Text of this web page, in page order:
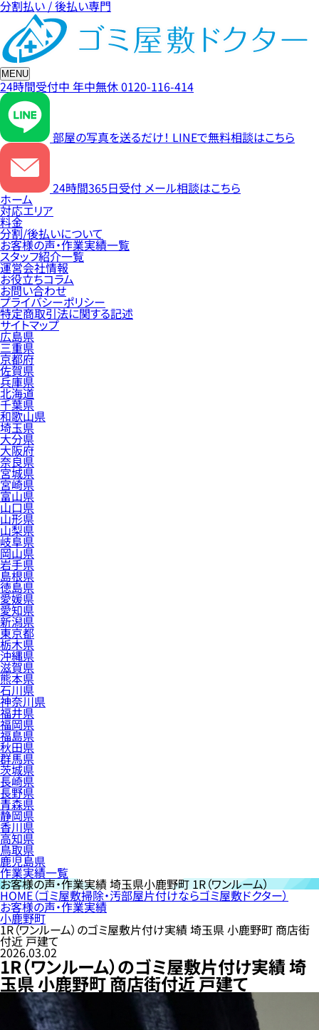
分割払い / 後払い専門
MENU
24時間受付中 年中無休0120-116-414
部屋の写真を送るだけ！ LINEで無料相談はこちら
24時間365日受付 メール相談はこちら
ホーム
対応エリア
料金
分割/後払いについて
お客様の声・作業実績一覧
スタッフ紹介一覧
運営会社情報
お役立ちコラム
お問い合わせ
プライバシーポリシー
特定商取引法に関する記述
サイトマップ
広島県
三重県
京都府
佐賀県
兵庫県
北海道
千葉県
和歌山県
埼玉県
大分県
大阪府
奈良県
宮城県
宮崎県
富山県
山口県
山形県
山梨県
岐阜県
岡山県
岩手県
島根県
徳島県
愛媛県
愛知県
新潟県
東京都
栃木県
沖縄県
滋賀県
熊本県
石川県
神奈川県
福井県
福岡県
福島県
秋田県
群馬県
茨城県
長崎県
長野県
青森県
静岡県
香川県
高知県
鳥取県
鹿児島県
作業実績一覧
お客様の声・作業実績埼玉県小鹿野町 1R（ワンルーム）
HOME（ゴミ屋敷掃除・汚部屋片付けならゴミ屋敷ドクター）
お客様の声・作業実績
小鹿野町
1R（ワンルーム）のゴミ屋敷片付け実績 埼玉県 小鹿野町 商店街
付近 戸建て
2026.03.02
1R（ワンルーム）のゴミ屋敷片付け実績 埼
玉県 小鹿野町 商店街付近 戸建て